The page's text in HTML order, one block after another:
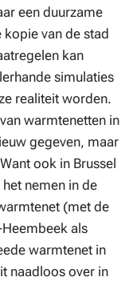
een duurzame
van de stad
kan
simulaties
realiteit worden.
warmtenetten in
gegeven, maar
ook in Brussel
nemen in de
(met de
als
warmtenet in
naadloos over in